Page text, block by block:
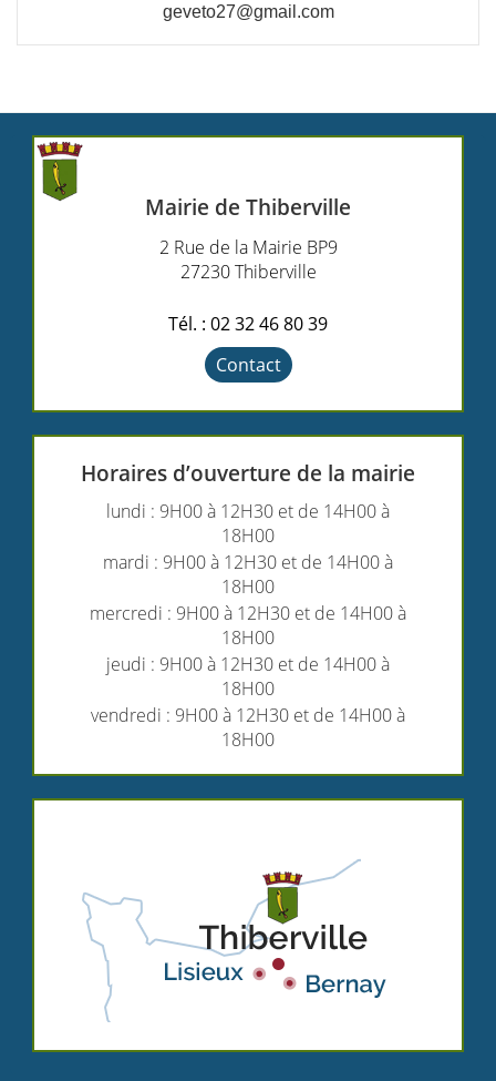
geveto27@gmail.com
Mairie de Thiberville
2 Rue de la Mairie BP9
27230 Thiberville
Tél. : 02 32 46 80 39
Contact
Horaires d’ouverture de la mairie
lundi : 9H00 à 12H30 et de 14H00 à
18H00
mardi : 9H00 à 12H30 et de 14H00 à
18H00
mercredi : 9H00 à 12H30 et de 14H00 à
18H00
jeudi : 9H00 à 12H30 et de 14H00 à
18H00
vendredi : 9H00 à 12H30 et de 14H00 à
18H00